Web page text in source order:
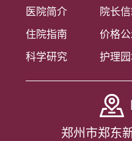
医院简介 院长
住院指南
价格
科学研究
护理
郑州市郑东